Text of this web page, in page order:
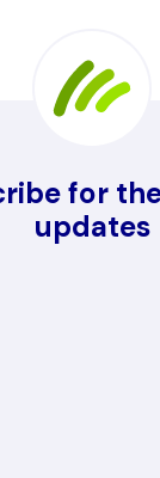
for
updates